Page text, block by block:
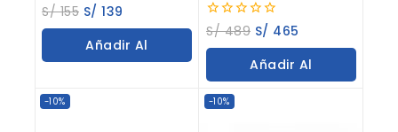
0
out
of
S/155 S/ 139
Añadir Al
0
out
of
S/489 S/ 465
Añadir Al
-10% -10%